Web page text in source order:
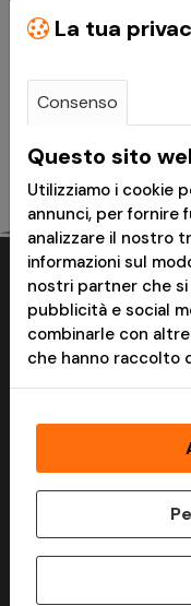
Cintura Tattica
1.50'' Midnight Blue
Disponibile
Perchè
Nessun vincolo, Nessun
d’ordine, spendi
tu. Acquisto anche
registrazione.*1
La tua
Consenso
Questo sito
Utilizziamo i cookie
annunci, per fornire
analizzare il nostro
informazioni sul
nostri partner che
pubblicità e social
combinarle con
che hanno raccolto